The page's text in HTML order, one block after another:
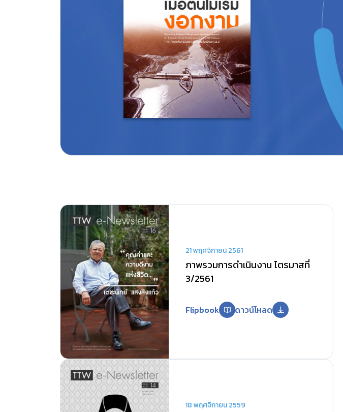
21 พฤศจิกายน 2561
ภาพรวมการดำเนินงาน ไตรมาสที่
3/2561
Flipbook ดาวน์โหลด
18 พฤศจิกายน 2559